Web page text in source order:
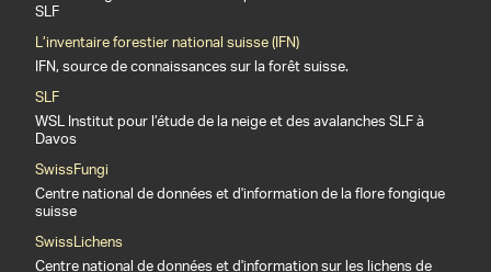
SLF
L’inventaire forestier national suisse (IFN)
IFN, source de connaissances sur la forêt suisse.
SLF
WSL Institut pour l’étude de la neige et des avalanches SLF à
Davos
SwissFungi
Centre national de données et d'information de la flore fongique
suisse
SwissLichens